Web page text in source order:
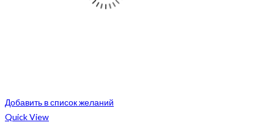
Добавить в список желаний
Quick View